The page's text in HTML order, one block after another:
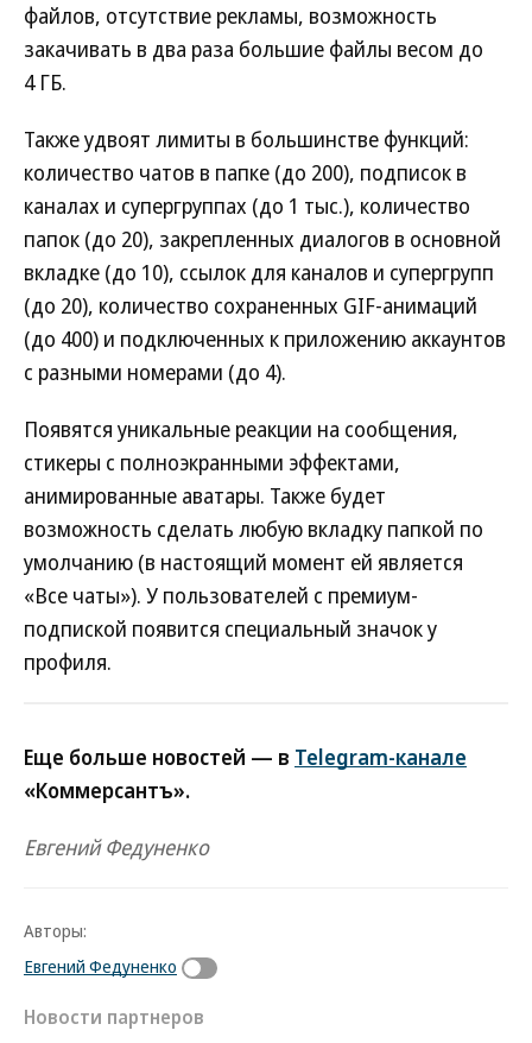
файлов, отсутствие рекламы, возможность
закачивать в два раза большие файлы весом до
4 ГБ.
Также удвоят лимиты в большинстве функций:
количество чатов в папке (до 200), подписок в
каналах и супергруппах (до 1 тыс.), количество
папок (до 20), закрепленных диалогов в основной
вкладке (до 10), ссылок для каналов и супергрупп
(до 20), количество сохраненных GIF-анимаций
(до 400) и подключенных к приложению аккаунтов
с разными номерами (до 4).
Появятся уникальные реакции на сообщения,
стикеры с полноэкранными эффектами,
анимированные аватары. Также будет
возможность сделать любую вкладку папкой по
умолчанию (в настоящий момент ей является
«Все чаты»). У пользователей с премиум-
подпиской появится специальный значок у
профиля.
Еще больше новостей — в Telegram-канале
«Коммерсантъ».
Евгений Федуненко
Авторы:
Евгений Федуненко
Новости партнеров